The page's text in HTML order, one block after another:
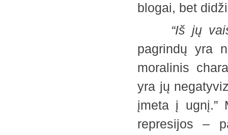
blogai, bet
“Iš jų
pagrindų yra
moralinis
yra jų
įmeta į ugnį.”
represijos –